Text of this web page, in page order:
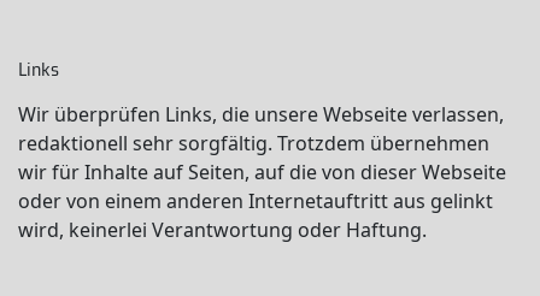
Links
Wir überprüfen Links, die unsere Webseite verlassen,
redaktionell sehr sorgfältig. Trotzdem übernehmen
wir für Inhalte auf Seiten, auf die von dieser Webseite
oder von einem anderen Internetauftritt aus gelinkt
wird, keinerlei Verantwortung oder Haftung.